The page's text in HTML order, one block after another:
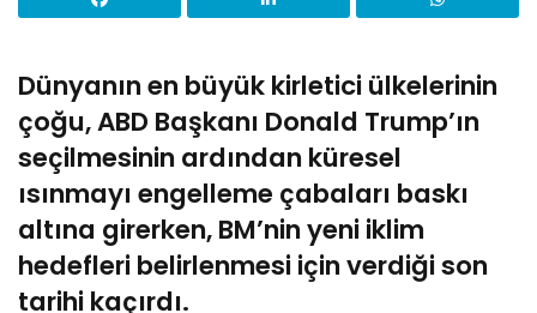
Dünyanın en büyük kirletici ülkelerinin
çoğu, ABD Başkanı Donald Trump’ın
seçilmesinin ardından küresel
ısınmayı engelleme çabaları baskı
altına girerken, BM’nin yeni iklim
hedefleri belirlenmesi için verdiği son
tarihi kaçırdı.